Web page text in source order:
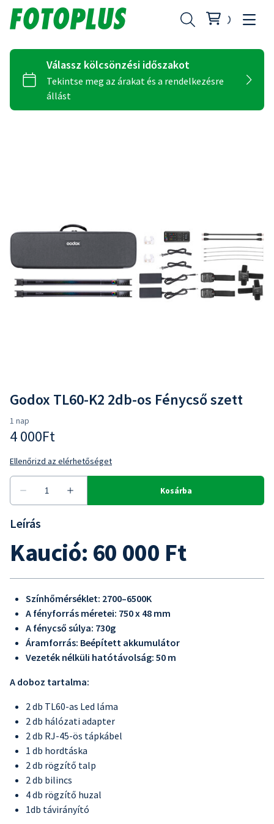
Godox TL60-K2 2db-os Fénycső szett
Leírás
Kaució: 60 000 Ft
Színhőmérséklet: 2700–6500K
A fényforrás méretei: 750 x 48 mm
A fénycső súlya: 730g
Áramforrás: Beépített akkumulátor
Vezeték nélküli hatótávolság: 50 m
A doboz tartalma:
2 db TL60-as Led láma
2 db hálózati adapter
2 db RJ-45-ös tápkábel
1 db hordtáska
2 db rögzítő talp
2 db bilincs
4 db rögzítő huzal
1db távirányító